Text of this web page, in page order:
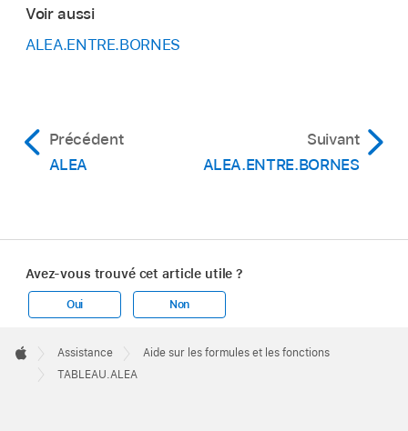
Voir aussi
ALEA.ENTRE.BORNES
Précédent
ALEA
Suivant
ALEA.ENTRE.BORNES
Avez-vous trouvé cet article utile ?
Oui Non
Footer

Apple
Assistance
Aide sur les formules et les fonctions
TABLEAU.ALEA